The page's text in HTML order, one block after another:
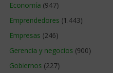
Economía (947)
Emprendedores (1.443)
Empresas (246)
Gerencia y negocios (900)
Gobiernos (227)